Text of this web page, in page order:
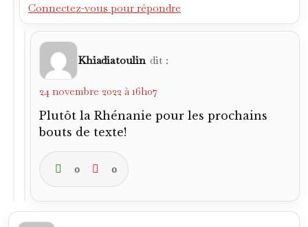
Connectez-vous pour répondre
Khiadiatoulin dit :
24 novembre 2022 à 16h07
Plutôt la Rhénanie pour les prochains
bouts de texte!
0 0